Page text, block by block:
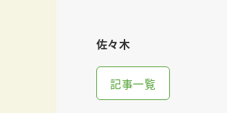
佐々木
記事一覧